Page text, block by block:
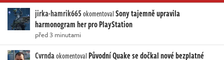
jirka-hamrik665okomentovalSony tajemně upravila
harmonogram her pro PlayStation
před 3 minutami
Cvrndaokomentoval Původní Quake se dočkal nové bezplatné